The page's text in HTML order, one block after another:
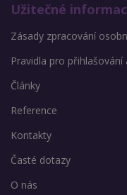
Užitečné
Zásady zpracování
Pravidla pro
Články
Reference
Kontakty
Časté dotazy
O nás